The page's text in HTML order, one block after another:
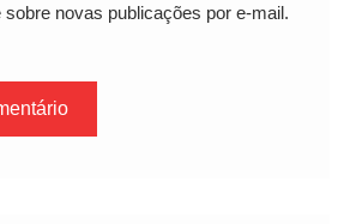
sobre novas publicações por e-mail.